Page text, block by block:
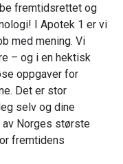
fremtidsrettet og
I Apotek 1 er vi
med mening. Vi
– og i en hektisk
oppgaver for
Det er stor
selv og dine
av Norges største
fremtidens